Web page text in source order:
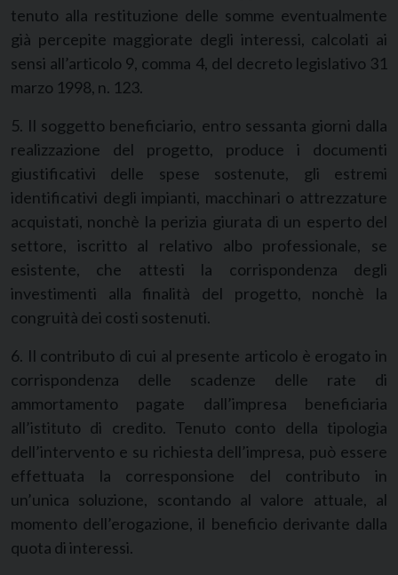
tenuto alla restituzione delle somme eventualmente
già percepite maggiorate degli interessi, calcolati ai
sensi all’articolo 9, comma 4, del decreto legislativo 31
marzo 1998, n. 123.
5. Il soggetto beneficiario, entro sessanta giorni dalla
realizzazione del progetto, produce i documenti
giustificativi delle spese sostenute, gli estremi
identificativi degli impianti, macchinari o attrezzature
acquistati, nonchè la perizia giurata di un esperto del
settore, iscritto al relativo albo professionale, se
esistente, che attesti la corrispondenza degli
investimenti alla finalità del progetto, nonchè la
congruità dei costi sostenuti.
6. Il contributo di cui al presente articolo è erogato in
corrispondenza delle scadenze delle rate di
ammortamento pagate dall’impresa beneficiaria
all’istituto di credito. Tenuto conto della tipologia
dell’intervento e su richiesta dell’impresa, può essere
effettuata la corresponsione del contributo in
un’unica soluzione, scontando al valore attuale, al
momento dell’erogazione, il beneficio derivante dalla
quota di interessi.